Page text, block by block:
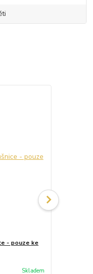
- pouze ke
Skladem